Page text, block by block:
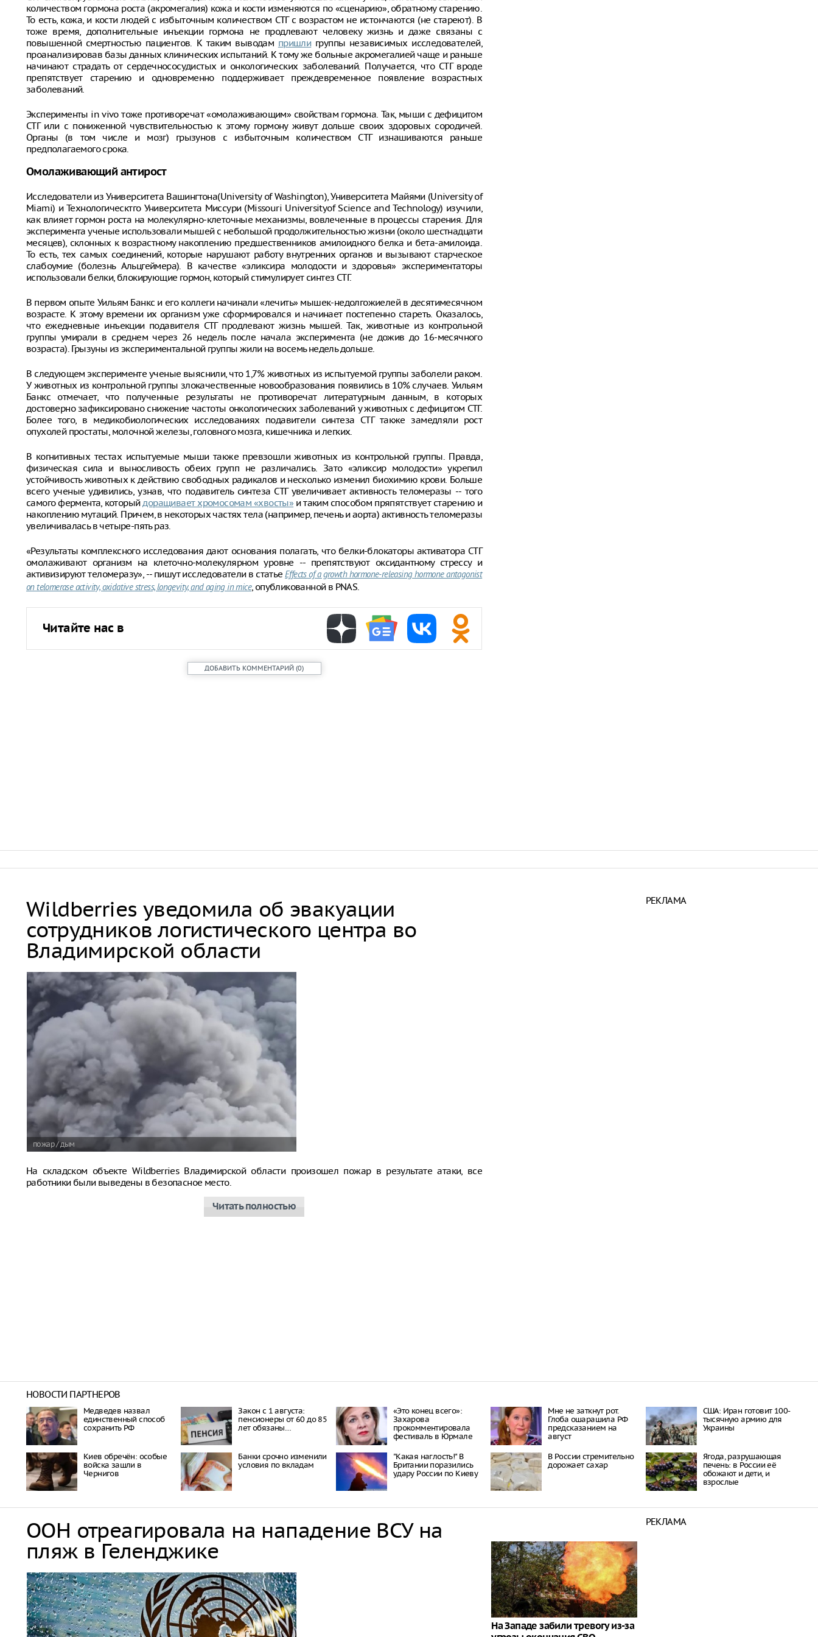
количеством гормона роста (акромегалия) кожа и кости изменяются по «сценарию», обратному старению.
То есть, кожа, и кости людей с избыточным количеством СТГ с возрастом не истончаются (не стареют). В
тоже время, дополнительные инъекции гормона не продлевают человеку жизнь и даже связаны с
повышенной смертностью пациентов. К таким выводам пришлигруппы независимых исследователей,
проанализировав базы данных клинических испытаний. К тому же больные акромегалией чаще и раньше
начинают страдать от сердечнососудистых и онкологических заболеваний. Получается, что СТГ вроде
препятствует старению и одновременно поддерживает преждевременное появление возрастных
заболеваний.
Эксперименты in vivo тоже противоречат «омолаживающим» свойствам гормона. Так, мыши с дефицитом
СТГ или с пониженной чувствительностью к этому гормону живут дольше своих здоровых сородичей.
Органы (в том числе и мозг) грызунов с избыточным количеством СТГ изнашиваются раньше
предполагаемого срока.
Омолаживающий антирост
Исследователи из Университета Вашингтона(University of Washington), Университета Майями (University of
Miami) и Технологическтго Университета Миссури (Missouri Universityof Science and Technology) изучили,
как влияет гормон роста на молекулярно-клеточные механизмы, вовлеченные в процессы старения. Для
эксперимента ученые использовали мышей с небольшой продолжительностью жизни (около шестнадцати
месяцев), склонных к возрастному накоплению предшественников амилоидного белка и бета-амилоида.
То есть, тех самых соединений, которые нарушают работу внутренних органов и вызывают старческое
слабоумие (болезнь Альцгеймера). В качестве «эликсира молодости и здоровья» экспериментаторы
использовали белки, блокирующие гормон, который стимулирует синтез СТГ.
В первом опыте Уильям Банкс и его коллеги начинали «лечить» мышек-недолгожиелей в десятимесячном
возрасте. К этому времени их организм уже сформировался и начинает постепенно стареть. Оказалось,
что ежедневные инъекции подавителя СТГ продлевают жизнь мышей. Так, животные из контрольной
группы умирали в среднем через 26 недель после начала эксперимента (не дожив до 16-месячного
возраста). Грызуны из экспериментальной группы жили на восемь недель дольше.
В следующем эксперименте ученые выяснили, что 1,7% животных из испытуемой группы заболели раком.
У животных из контрольной группы злокачественные новообразования появились в 10% случаев. Уильям
Банкс отмечает, что полученные результаты не противоречат литературным данным, в которых
достоверно зафиксировано снижение частоты онкологических заболеваний у животных с дефицитом СТГ.
Более того, в медикобиологических исследованиях подавители синтеза СТГ также замедляли рост
опухолей простаты, молочной железы, головного мозга, кишечника и легких.
В когнитивных тестах испытуемые мыши также превзошли животных из контрольной группы. Правда,
физическая сила и выносливость обеих групп не различались. Зато «эликсир молодости» укрепил
устойчивость животных к действию свободных радикалов и несколько изменил биохимию крови. Больше
всего ученые удивились, узнав, что подавитель синтеза СТГ увеличивает активность теломеразы -- того
самого фермента, которыйдоращивает хромосомам «хвосты» и таким способом пряпятствует старению и
накоплению мутаций. Причем, в некоторых частях тела (например, печень и аорта) активность теломеразы
увеличивалась в четыре-пять раз.
«Результаты комплексного исследования дают основания полагать, что белки-блокаторы активатора СТГ
омолаживают организм на клеточно-молекулярном уровне -- препятствуют оксидантному стрессу и
активизируют теломеразу», -- пишут исследователи в статьеEffects of a growth hormone-releasing hormone antagonist
on telomerase activity, oxidative stress, longevity, and aging in mice, опубликованной в PNAS.
Читайте нас в
ДОБАВИТЬ КОММЕНТАРИЙ (0)
Wildberries уведомила об эвакуации
сотрудников логистического центра во
Владимирской области
пожар / дым
На складском объекте Wildberries Владимирской области произошел пожар в результате атаки, все
работники были выведены в безопасное место.
Читать полностью
РЕКЛАМА
НОВОСТИ ПАРТНЕРОВ
Медведев назвал
единственный способ
сохранить РФ
Закон с 1 августа:
пенсионеры от 60 до 85
лет обязаны…
«Это конец всего»:
Захарова
прокомментировала
фестиваль в Юрмале
Мне не заткнут рот.
Глоба ошарашила РФ
предсказанием на
август
США: Иран готовит 100-
тысячную армию для
Украины
Киев обречён: особые
войска зашли в
Чернигов
Банки срочно изменили
условия по вкладам
"Какая наглость!" В
Британии поразились
удару России по Киеву
В России стремительно
дорожает сахар
Ягода, разрушающая
печень: в России её
обожают и дети, и
взрослые
ООН отреагировала на нападение ВСУ на
пляж в Геленджике
На Западе забили тревогу из-за
РЕКЛАМА